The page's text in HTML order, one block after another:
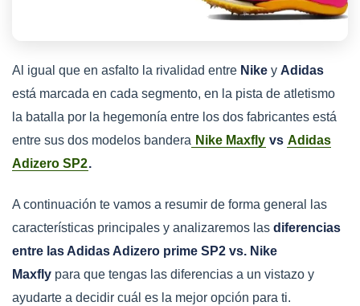
Al igual que en asfalto la rivalidad entre Nike y Adidas
está marcada en cada segmento, en la pista de atletismo
la batalla por la hegemonía entre los dos fabricantes está
entre sus dos modelos bandera Nike Maxfly vs Adidas
Adizero SP2.
A continuación te vamos a resumir de forma general las
características principales y analizaremos las diferencias
entre las Adidas Adizero prime SP2 vs. Nike
Maxfly para que tengas las diferencias a un vistazo y
ayudarte a decidir cuál es la mejor opción para ti.